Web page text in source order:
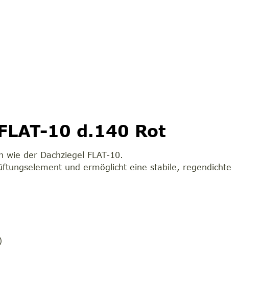
10 d.140 Rot
der Dachziegel FLAT-10.
und ermöglicht eine stabile, regendichte